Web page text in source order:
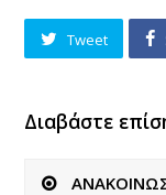
Tweet
Διαβάστε